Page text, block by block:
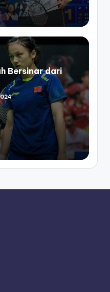
Bersinar dari